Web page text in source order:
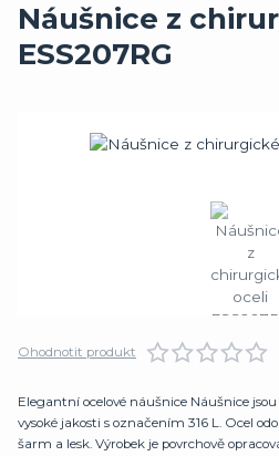
Náušnice z
ESS207RG
Ohodnotit produkt
Elegantní ocelové náušnice Náušnice
vysoké jakosti s označením 316 L. Ocel
šarm a lesk. Výrobek je povrchově